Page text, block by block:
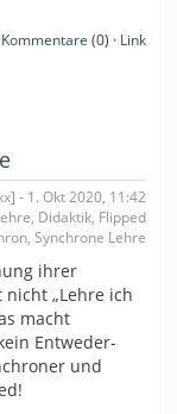
Kommentare (0) · Link
- 1. Okt 2020, 11:42
Didaktik, Flipped
Synchrone Lehre
ihrer
„Lehre ich
macht
Entweder-
und